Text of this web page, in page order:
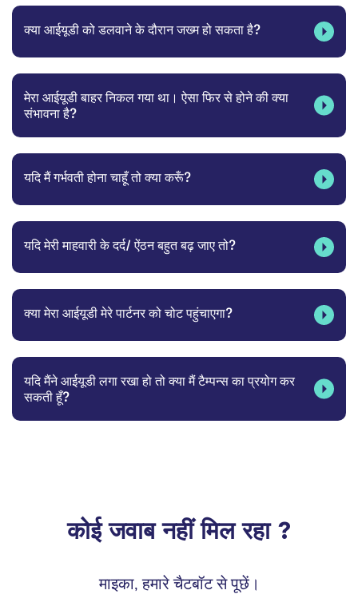
क्या आईयूडी को डलवाने के दौरान जख्म हो सकता है?
मेरा आईयूडी बाहर निकल गया था। ऐसा फिर से होने की क्या
संभावना है?
यदि मैं गर्भवती होना चाहूँ तो क्या करूँ?
यदि मेरी माहवारी के दर्द/ ऐंठन बहुत बढ़ जाए तो?
क्या मेरा आईयूडी मेरे पार्टनर को चोट पहुंचाएगा?
यदि मैंने आईयूडी लगा रखा हो तो क्या मैं टैम्पन्स का प्रयोग कर
सकती हूँ?
कोई जवाब नहीं मिल रहा ?
माइका, हमारे चैटबॉट से पूछें।